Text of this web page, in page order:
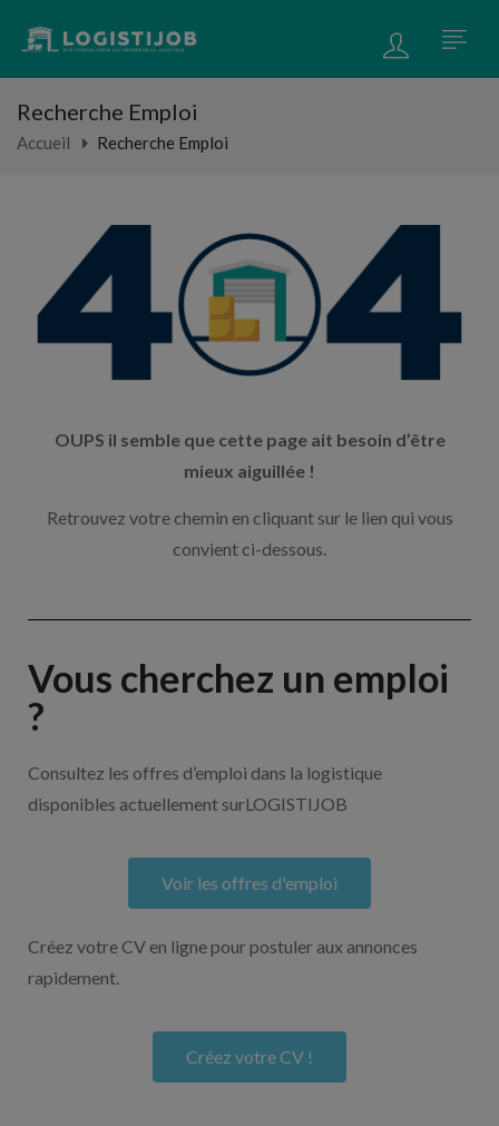
Recherche Emploi
Accueil Recherche Emploi
OUPS il semble que cette page ait besoin d’être
mieux aiguillée !
Retrouvez votre chemin en cliquant sur le lien qui vous
convient ci-dessous.
Vous cherchez un emploi
?
Consultez les offres d’emploi dans la logistique
disponibles actuellement surLOGISTIJOB
Voir les offres d'emploi
Créez votre CV en ligne pour postuler aux annonces
rapidement.
Créez votre CV !